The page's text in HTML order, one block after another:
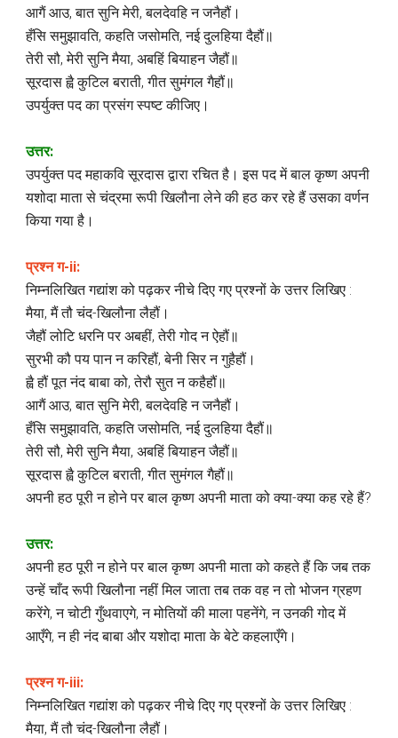
आगैं आउ, बात सुनि मेरी, बलदेवहि न जनैहौं।
हँसि समुझावति, कहति जसोमति, नई दुलहिया दैहौं॥
तेरी सौ, मेरी सुनि मैया, अबहिं बियाहन जैहौं॥
सूरदास ह्वै कुटिल बराती, गीत सुमंगल गैहौं॥
उपर्युक्त पद का प्रसंग स्पष्ट कीजिए।
उत्तर:
उपर्युक्त पद महाकवि सूरदास द्वारा रचित है। इस पद में बाल कृष्ण अपनी
यशोदा माता से चंद्रमा रूपी खिलौना लेने की हठ कर रहे हैं उसका वर्णन
किया गया है।
प्रश्न ग-ii:
निम्नलिखित गद्यांश को पढ़कर नीचे दिए गए प्रश्नों के उत्तर लिखिए :
मैया, मैं तौ चंद-खिलौना लैहौं।
जैहौं लोटि धरनि पर अबहीं, तेरी गोद न ऐहौं॥
सुरभी कौ पय पान न करिहौं, बेनी सिर न गुहैहौं।
ह्वै हौं पूत नंद बाबा को, तेरौ सुत न कहैहौं॥
आगैं आउ, बात सुनि मेरी, बलदेवहि न जनैहौं।
हँसि समुझावति, कहति जसोमति, नई दुलहिया दैहौं॥
तेरी सौ, मेरी सुनि मैया, अबहिं बियाहन जैहौं॥
सूरदास ह्वै कुटिल बराती, गीत सुमंगल गैहौं॥
अपनी हठ पूरी न होने पर बाल कृष्ण अपनी माता को क्या-क्या कह रहे हैं?
उत्तर:
अपनी हठ पूरी न होने पर बाल कृष्ण अपनी माता को कहते हैं कि जब तक
उन्हें चाँद रूपी खिलौना नहीं मिल जाता तब तक वह न तो भोजन ग्रहण
करेंगे, न चोटी गुँथवाएगे, न मोतियों की माला पहनेंगे, न उनकी गोद में
आएँगे, न ही नंद बाबा और यशोदा माता के बेटे कहलाएँगे।
प्रश्न ग-iii:
निम्नलिखित गद्यांश को पढ़कर नीचे दिए गए प्रश्नों के उत्तर लिखिए :
मैया, मैं तौ चंद-खिलौना लैहौं।